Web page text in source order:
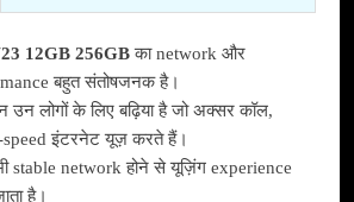
12GB 256GBका network और
बहुत संतोषजनक है।
उन लोगों के लिए बढ़िया है जो अक्सर कॉल,
speed इंटरनेट यूज़ करते हैं।
stable network होने से यूज़िंग experience
है।